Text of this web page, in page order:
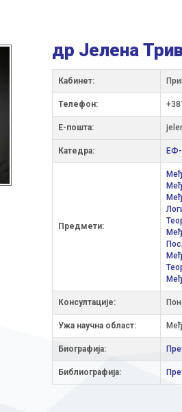
др Јелена
Кабинет:
Телефон:
Е-пошта:
Катедра: ЕФ-
Предмети:
Консултације:
Ужа научна облaст:
Биографија:
Библиографија: